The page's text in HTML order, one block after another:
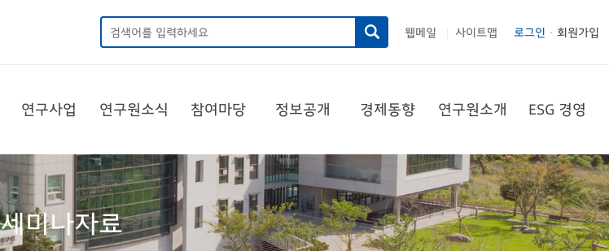
웹메일 사이트맵 로그인 회원가입
연구사업 연구원소식 참여마당 정보공개 경제동향 연구원소개 ESG 경영
세미나자료